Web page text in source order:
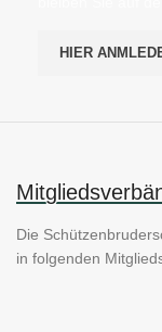
HIER
Die
in folgenden